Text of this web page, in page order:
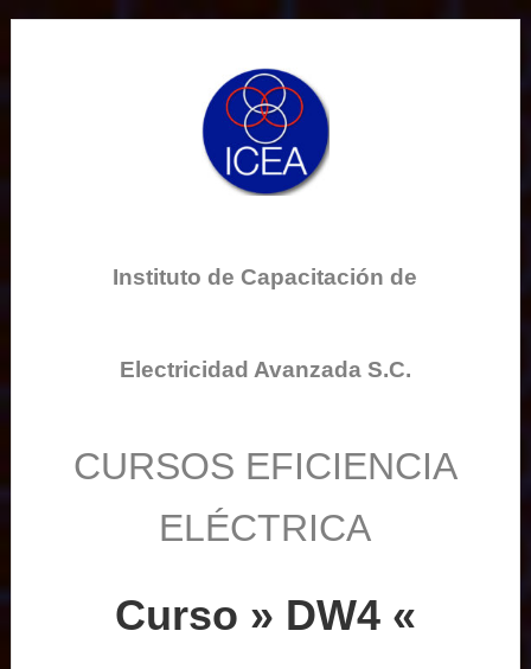
Instituto de Capacitación de
Electricidad Avanzada S.C.
CURSOS EFICIENCIA
ELÉCTRICA
Curso » DW4 «